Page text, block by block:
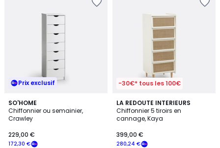
Prix exclusif
SO'HOME
Chiffonnier ou semainier,
Crawley
172,30 €
229,00 €
4,2
/ 5
-30€* tous les 100€
LA REDOUTE INTERIEURS
Chiffonnier 5 tiroirs en
cannage, Kaya
280,24 €
399,00 €
5
/
5